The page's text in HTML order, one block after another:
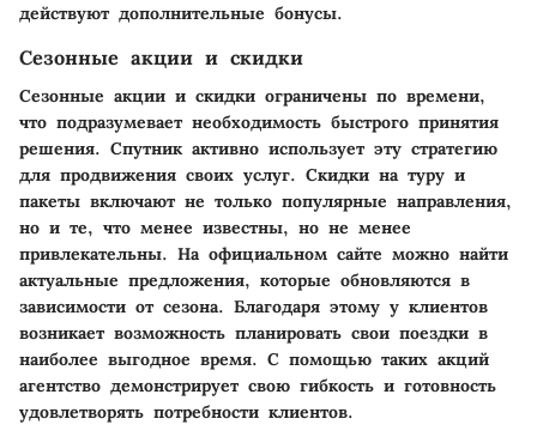
действуют дополнительные бонусы.
Сезонные акции и скидки
Сезонные акции и скидки ограничены по времени,
что подразумевает необходимость быстрого принятия
решения. Спутник активно использует эту стратегию
для продвижения своих услуг. Скидки на туру и
пакеты включают не только популярные направления,
но и те, что менее известны, но не менее
привлекательны. На официальном сайте можно найти
актуальные предложения, которые обновляются в
зависимости от сезона. Благодаря этому у клиентов
возникает возможность планировать свои поездки в
наиболее выгодное время. С помощью таких акций
агентство демонстрирует свою гибкость и готовность
удовлетворять потребности клиентов.